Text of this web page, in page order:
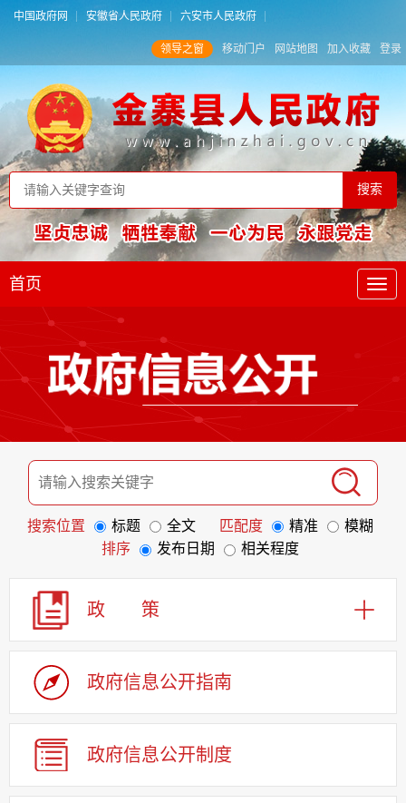
中国政府网 安徽省人民政府 六安市人民政府
领导之窗 移动门户 网站地图 加入收藏 登录
首页
搜索位置 标题 全文 匹配度 精准
模糊
排序
发布日期 相关程度
政 策
政府信息公开指南
政府信息公开制度